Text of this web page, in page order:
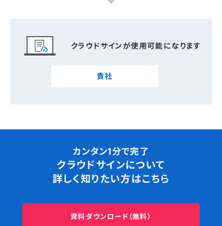
クラウドサインが使用可能になります
貴社
カンタン1分で完了
クラウドサインについて
詳しく知りたい方はこちら
資料ダウンロード（無料）